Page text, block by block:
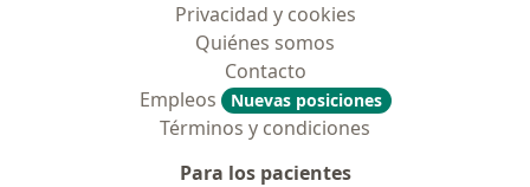
Privacidad y cookies
Quiénes somos
Contacto
Empleos
Nuevas posiciones
Términos y condiciones
Para los pacientes